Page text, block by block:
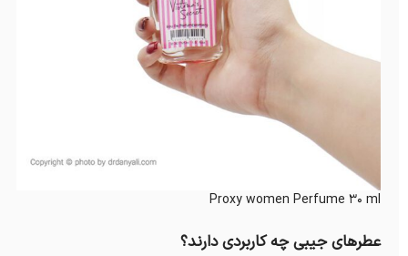
Proxy women Perfume 30 ml
عطرهای جیبی چه کاربردی دارند؟